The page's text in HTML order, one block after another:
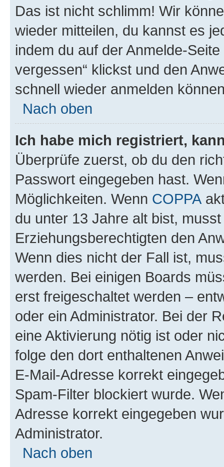
Das ist nicht schlimm! Wir
wieder mitteilen, du kannst es
indem du auf der Anmelde-
vergessen“ klickst und den
schnell wieder anmelden
Nach oben
Ich habe mich registriert,
Überprüfe zuerst, ob du den
Passwort eingegeben hast.
Möglichkeiten. Wenn COPPA
du unter 13 Jahre alt bist,
Erziehungsberechtigten den
Wenn dies nicht der Fall ist,
werden. Bei einigen Boards
erst freigeschaltet werden –
oder ein Administrator. Bei der
eine Aktivierung nötig ist oder
folge den dort enthaltenen
E-Mail-Adresse korrekt
Spam-Filter blockiert wurde.
Adresse korrekt eingegeben
Administrator.
Nach oben